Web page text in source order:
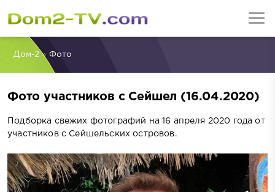
Дом-2» Фото
Фото участников с Сейшел (16.04.2020)
Подборка свежих фотографий на 16 апреля 2020 года от
участников с Сейшельских островов.